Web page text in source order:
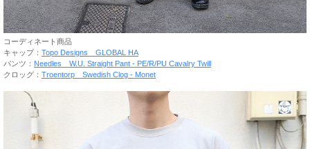
コーディネート商品
キャップ： Topo Designs GLOBAL HA
パンツ： Needles W.U. Straight Pant - PE/R/PU Cavalry Twill
クロッグ： Troentorp Swedish Clog - Monet